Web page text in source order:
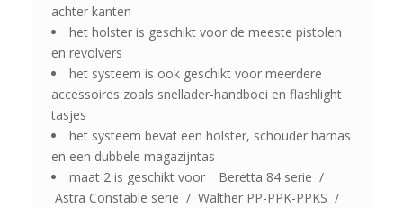
achter kanten
het holster is geschikt voor de meeste pistolen
en revolvers
het systeem is ook geschikt voor meerdere
accessoires zoals snellader-handboei en flashlight
tasjes
het systeem bevat een holster, schouder harnas
en een dubbele magazijntas
maat 2 is geschikt voor : Beretta 84 serie /
Astra Constable serie / Walther PP-PPK-PPKS /